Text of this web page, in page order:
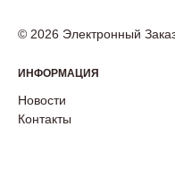
© 2026 Электронный
ИНФОРМАЦИЯ
Новости
Контакты